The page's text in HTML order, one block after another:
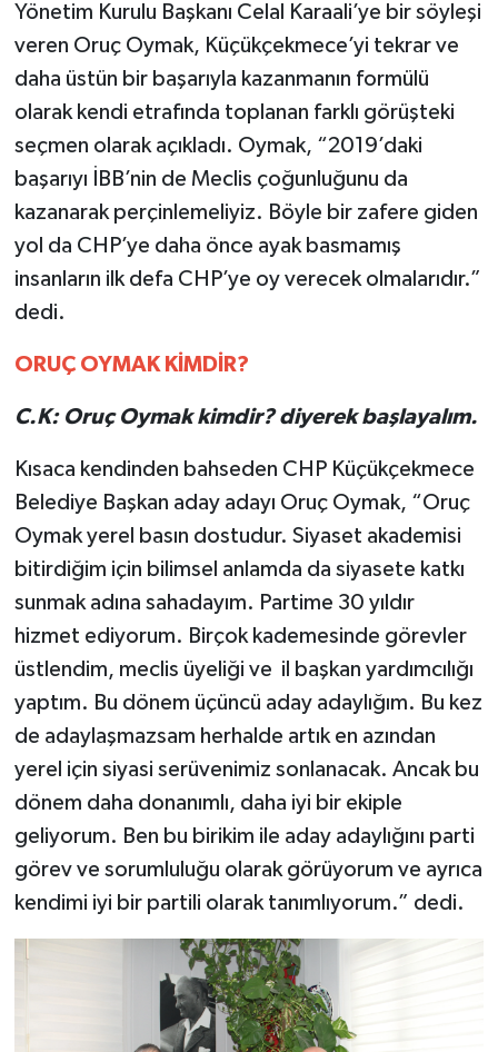
Yönetim Kurulu Başkanı Celal Karaali’ye bir söyleşi
veren Oruç Oymak, Küçükçekmece’yi tekrar ve
daha üstün bir başarıyla kazanmanın formülü
olarak kendi etrafında toplanan farklı görüşteki
seçmen olarak açıkladı. Oymak, “2019’daki
başarıyı İBB’nin de Meclis çoğunluğunu da
kazanarak perçinlemeliyiz. Böyle bir zafere giden
yol da CHP’ye daha önce ayak basmamış
insanların ilk defa CHP’ye oy verecek olmalarıdır.”
dedi.
ORUÇ OYMAK KİMDİR?
C.K: Oruç Oymak kimdir? diyerek başlayalım.
Kısaca kendinden bahseden CHP Küçükçekmece
Belediye Başkan aday adayı Oruç Oymak, “Oruç
Oymak yerel basın dostudur. Siyaset akademisi
bitirdiğim için bilimsel anlamda da siyasete katkı
sunmak adına sahadayım. Partime 30 yıldır
hizmet ediyorum. Birçok kademesinde görevler
üstlendim, meclis üyeliği ve il başkan yardımcılığı
yaptım. Bu dönem üçüncü aday adaylığım. Bu kez
de adaylaşmazsam herhalde artık en azından
yerel için siyasi serüvenimiz sonlanacak. Ancak bu
dönem daha donanımlı, daha iyi bir ekiple
geliyorum. Ben bu birikim ile aday adaylığını parti
görev ve sorumluluğu olarak görüyorum ve ayrıca
kendimi iyi bir partili olarak tanımlıyorum.” dedi.